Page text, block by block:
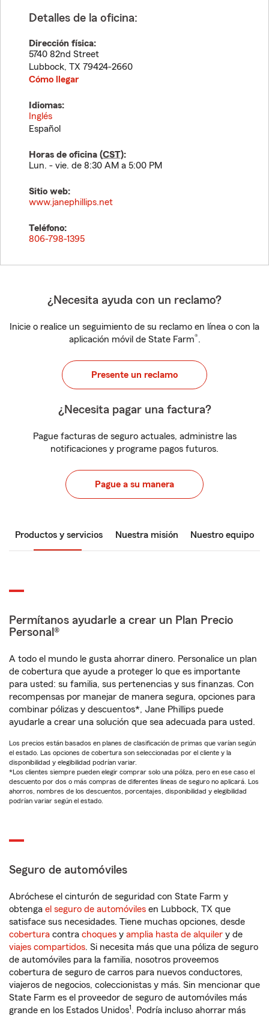
Detalles de la oficina:
Dirección física:
5740 82nd Street
Lubbock, TX 79424-2660
Cómo llegar
Idiomas:
Inglés
Español
Horas de oficina (CST):
Lun. - vie. de 8:30 AM a 5:00 PM
Sitio web:
www.janephillips.net
Teléfono:
806-798-1395
¿Necesita ayuda con un reclamo?
Inicie o realice un seguimiento de su reclamo en línea o con la
aplicación móvil de State Farm®.
Presente un reclamo
¿Necesita pagar una factura?
Pague facturas de seguro actuales, administre las
notificaciones y programe pagos futuros.
Pague a su manera
Productos y servicios Nuestra misión Nuestro equipo
Permítanos ayudarle a crear un Plan Precio
Personal®
A todo el mundo le gusta ahorrar dinero. Personalice un plan
de cobertura que ayude a proteger lo que es importante
para usted: su familia, sus pertenencias y sus finanzas. Con
recompensas por manejar de manera segura, opciones para
combinar pólizas y descuentos*, Jane Phillips puede
ayudarle a crear una solución que sea adecuada para usted.
Los precios están basados en planes de clasificación de primas que varían según
el estado. Las opciones de cobertura son seleccionadas por el cliente y la
disponibilidad y elegibilidad podrían variar.
*Los clientes siempre pueden elegir comprar solo una póliza, pero en ese caso el
descuento por dos o más compras de diferentes líneas de seguro no aplicará. Los
ahorros, nombres de los descuentos, porcentajes, disponibilidad y elegibilidad
podrían variar según el estado.
Seguro de automóviles
Abróchese el cinturón de seguridad con State Farm y
obtenga el seguro de automóviles en Lubbock, TX que
satisface sus necesidades. Tiene muchas opciones, desde
cobertura contra choques y amplia hasta de alquiler y de
viajes compartidos. Si necesita más que una póliza de seguro
de automóviles para la familia, nosotros proveemos
cobertura de seguro de carros para nuevos conductores,
viajeros de negocios, coleccionistas y más. Sin mencionar que
State Farm es el proveedor de seguro de automóviles más
grande en los Estados Unidos1. Podría incluso ahorrar más